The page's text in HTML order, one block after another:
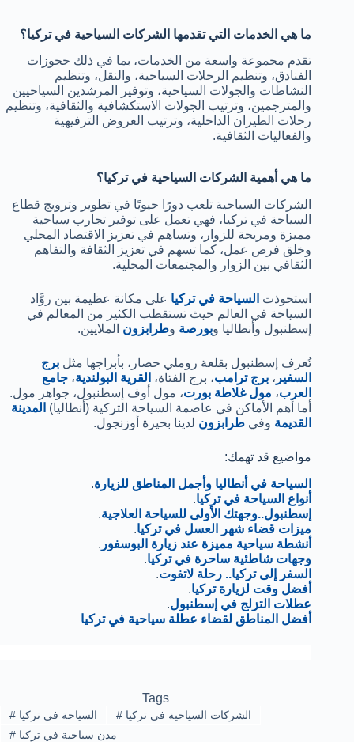
ما هي الخدمات التي تقدمها الشركات السياحية في تركيا؟
تقدم مجموعة واسعة من الخدمات، بما في ذلك حجوزات
الفنادق، وتنظيم الرحلات السياحية، والنقل، وتنظيم
النشاطات والجولات السياحية، وتوفير المرشدين السياحيين
والمترجمين، وترتيب الجولات الاستكشافية والثقافية، وتنظيم
رحلات الطيران الداخلية، وترتيب العروض الترفيهية
والفعاليات الثقافية.
ما هي أهمية الشركات السياحية في تركيا؟
الشركات السياحية تلعب دورًا حيويًا في تطوير وترويج قطاع
السياحة في تركيا، فهي تعمل على توفير تجارب سياحية
مميزة ومريحة للزوار، وتساهم في تعزيز الاقتصاد المحلي
وخلق فرص عمل، كما تسهم في تعزيز الثقافة والتفاهم
الثقافي بين الزوار والمجتمعات المحلية.
استحوذت السياحة في تركيا على مكانة عظيمة بين روَّاد
السياحة في العالم حيث تستقطب الكثير من المعالم في
إسطنبول وأنطاليا وبورصة وطرابزون الملايين.
تُعرف إسطنبول بقلعة روملي حصار، بأبراجها مثل برج
السفير ، برج ترامب، برج الفتاة، القرية البولندية، جامع
العرب، مول غلاطة بورت، مول أوف إسطنبول، جواهر مول.
أما أهم الأماكن في عاصمة السياحة التركية (أنطاليا) المدينة
القديمة وفي طرابزون لدينا بحيرة أوزنجول.
:مواضيع قد تهمك
السياحة في أنطاليا وأجمل المناطق للزيارة.
أنواع السياحة في تركيا.
إسطنبول..وجهتك الأولى للسياحة العلاجية.
ميزات قضاء شهر العسل في تركيا.
أنشطة سياحية مميزة عند زيارة البوسفور .
وجهات شاطئية ساحرة في تركيا.
السفر إلى تركيا.. رحلة لاتفوت.
أفضل وقت لزيارة تركيا.
عطلات التزلج في إسطنبول.
أفضل المناطق لقضاء عطلة سياحية في تركيا
Tags
# السياحة في تركيا # الشركات السياحية في تركيا
# مدن سياحية في تركيا